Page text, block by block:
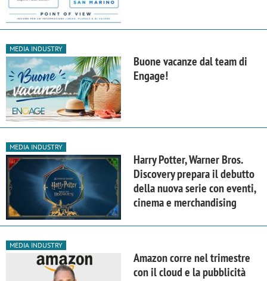
MEDIA INDUSTRY
Buone vacanze dal team di
Engage!
MEDIA INDUSTRY
Harry Potter, Warner Bros.
Discovery prepara il debutto
della nuova serie con eventi,
cinema e merchandising
MEDIA INDUSTRY
Amazon corre nel trimestre
con il cloud e la pubblicità